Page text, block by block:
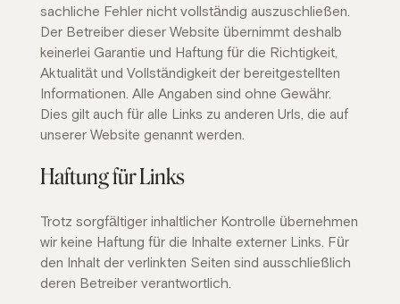
sachliche Fehler nicht vollständig auszuschließen.
Der Betreiber dieser Website übernimmt deshalb
keinerlei Garantie und Haftung für die Richtigkeit,
Aktualität und Vollständigkeit der bereitgestellten
Informationen. Alle Angaben sind ohne Gewähr.
Dies gilt auch für alle Links zu anderen Urls, die auf
unserer Website genannt werden.
Haftung für Links
Trotz sorgfältiger inhaltlicher Kontrolle übernehmen
wir keine Haftung für die Inhalte externer Links. Für
den Inhalt der verlinkten Seiten sind ausschließlich
deren Betreiber verantwortlich.